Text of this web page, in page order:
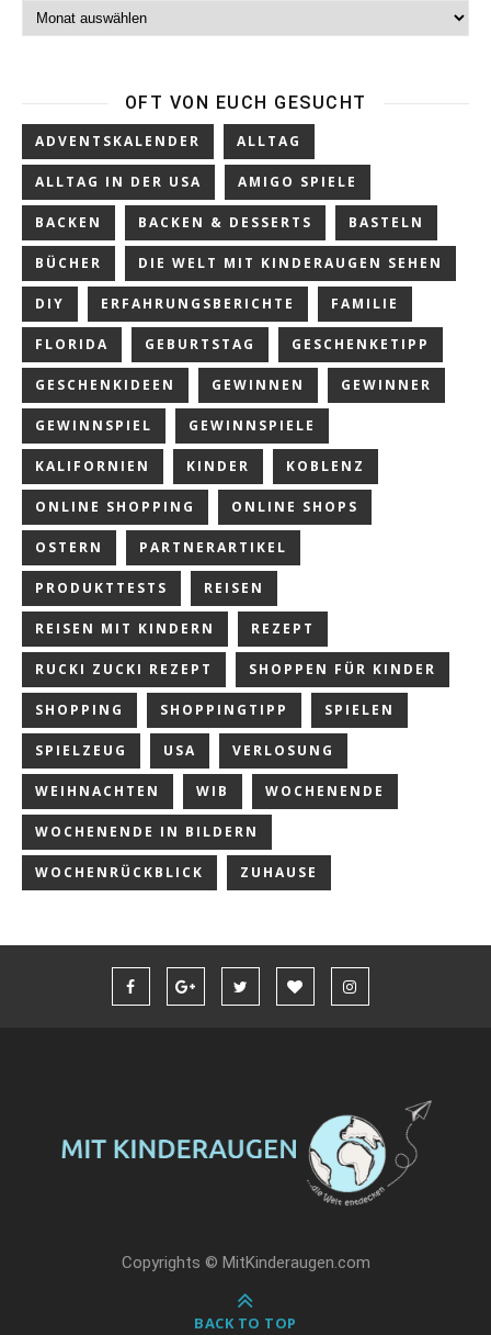
Archiv
OFT VON EUCH GESUCHT
ADVENTSKALENDER ALLTAG
ALLTAG IN DER USA AMIGO SPIELE
BACKEN BACKEN & DESSERTS BASTELN
BÜCHER DIE WELT MIT KINDERAUGEN SEHEN
DIY ERFAHRUNGSBERICHTE FAMILIE
FLORIDA GEBURTSTAG GESCHENKETIPP
GESCHENKIDEEN GEWINNEN GEWINNER
GEWINNSPIEL GEWINNSPIELE
KALIFORNIEN KINDER KOBLENZ
ONLINE SHOPPING ONLINE SHOPS
OSTERN PARTNERARTIKEL
PRODUKTTESTS REISEN
REISEN MIT KINDERN REZEPT
RUCKI ZUCKI REZEPT SHOPPEN FÜR KINDER
SHOPPING SHOPPINGTIPP SPIELEN
SPIELZEUG USA VERLOSUNG
WEIHNACHTEN WIB WOCHENENDE
WOCHENENDE IN BILDERN
WOCHENRÜCKBLICK ZUHAUSE
Copyrights © MitKinderaugen.com
BACK TO TOP